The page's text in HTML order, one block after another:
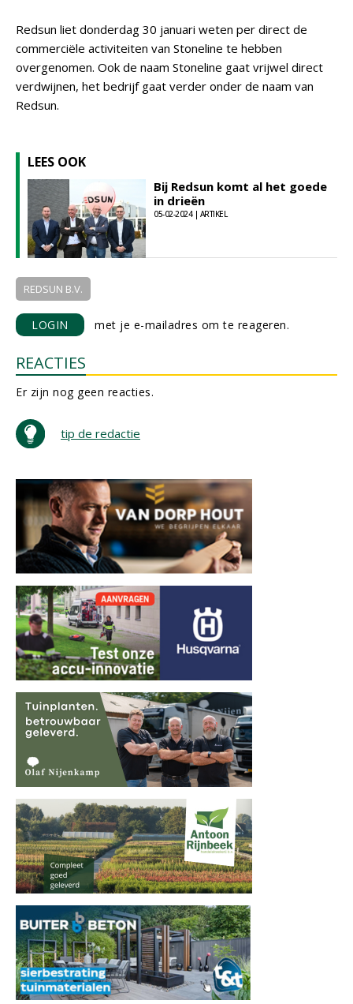
Redsun liet donderdag 30 januari weten per direct de
commerciële activiteiten van Stoneline te hebben
overgenomen. Ook de naam Stoneline gaat vrijwel direct
verdwijnen, het bedrijf gaat verder onder de naam van
Redsun.
LEES OOK
Bij Redsun komt al het goede
in drieën
05-02-2024 | ARTIKEL
REDSUN B.V.
LOGIN met je e-mailadres om te reageren.
REACTIES
Er zijn nog geen reacties.
tip de redactie